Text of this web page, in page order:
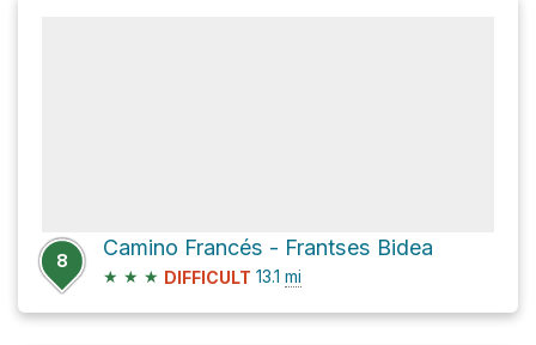
8
Camino Francés - Frantses Bidea
★ ★ ★ DIFFICULT 13.1 mi